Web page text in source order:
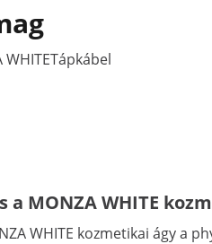
MONZA WHITE
WHITE kozmetikai ágy a